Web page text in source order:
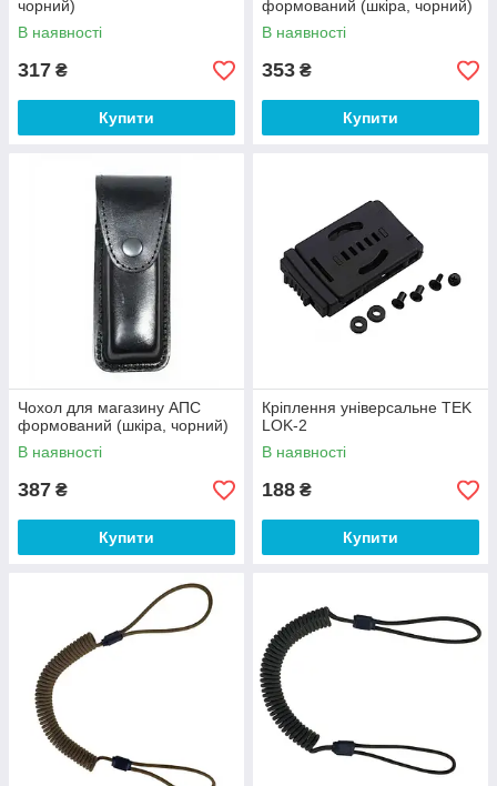
чорний)
В наявності
317 ₴
Купити
формований (шкіра, чорний)
В наявності
353 ₴
Купити
Чохол для магазину АПС
формований (шкіра, чорний)
В наявності
387 ₴
Купити
Кріплення універсальне TEK
LOK-2
В наявності
188 ₴
Купити